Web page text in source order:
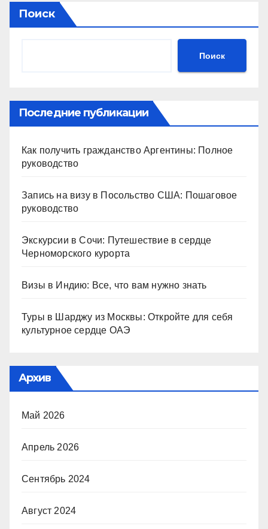
Поиск
Поиск
Последние публикации
Как получить гражданство Аргентины: Полное
руководство
Запись на визу в Посольство США: Пошаговое
руководство
Экскурсии в Сочи: Путешествие в сердце
Черноморского курорта
Визы в Индию: Все, что вам нужно знать
Туры в Шарджу из Москвы: Откройте для себя
культурное сердце ОАЭ
Архив
Май 2026
Апрель 2026
Сентябрь 2024
Август 2024